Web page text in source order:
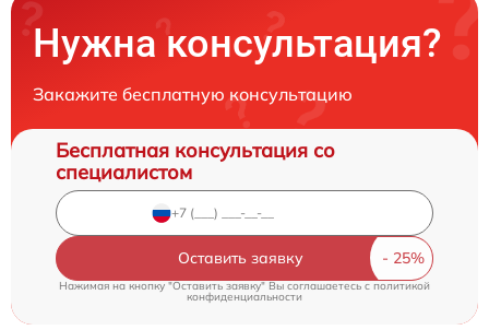
Нужна консультация?
Закажите бесплатную консультацию
Бесплатная консультация со
специалистом
Оставить заявку
Нажимая на кнопку "Оставить заявку" Вы соглашаетесь cполитикой
конфиденциальности